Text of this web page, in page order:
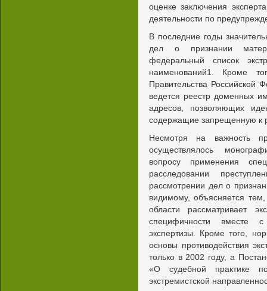
оценке заключения
деятельности по
В последние годы
дел о признании
федеральный список
наименований1. Кроме
Правительства
ведется реестр доменных
адресов, позволяющих
содержащие запрещенную к
Несмотря на важность
осуществлялось
вопросу применения
расследовании
рассмотрении дел о
видимому, объясняется
области рассматривает
специфичности вместе с
экспертизы. Кроме того,
основы противодействия
только в 2002 году, а
«О судебной практике
экстремистской